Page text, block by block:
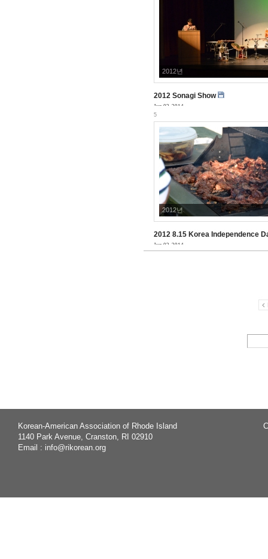
2012년
2012 Sonagi Show
Jun 02, 2014
5
2012년
2012 8.15 Korea Independence
Jun 02, 2014
Korean-American Association of Rhode Island
1140 Park Avenue, Cranston, RI 02910
Email : info@rikorean.org